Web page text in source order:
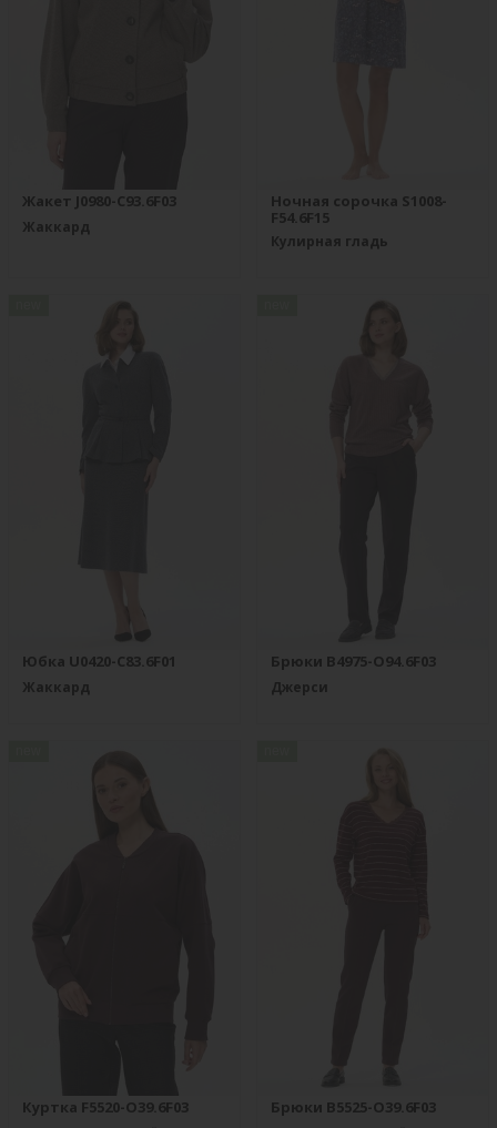
Жакет J0980-C93.6F03
Жаккард
Ночная сорочка S1008-
F54.6F15
Кулирная гладь
Юбка U0420-C83.6F01
Жаккард
Брюки B4975-O94.6F03
Джерси
Куртка F5520-O39.6F03 Брюки B5525-O39.6F03